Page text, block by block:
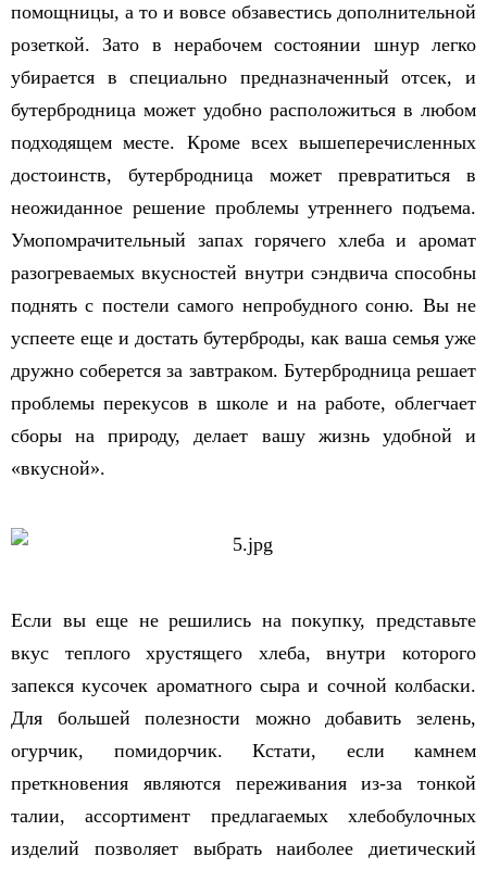
помощницы, а то и вовсе обзавестись дополнительной
розеткой. Зато в нерабочем состоянии шнур легко
убирается в специально предназначенный отсек, и
бутербродница может удобно расположиться в любом
подходящем месте. Кроме всех вышеперечисленных
достоинств, бутербродница может превратиться в
неожиданное решение проблемы утреннего подъема.
Умопомрачительный запах горячего хлеба и аромат
разогреваемых вкусностей внутри сэндвича способны
поднять с постели самого непробудного соню. Вы не
успеете еще и достать бутерброды, как ваша семья уже
дружно соберется за завтраком. Бутербродница решает
проблемы перекусов в школе и на работе, облегчает
сборы на природу, делает вашу жизнь удобной и
«вкусной».
Если вы еще не решились на покупку, представьте
вкус теплого хрустящего хлеба, внутри которого
запекся кусочек ароматного сыра и сочной колбаски.
Для большей полезности можно добавить зелень,
огурчик, помидорчик. Кстати, если камнем
преткновения являются переживания из-за тонкой
талии, ассортимент предлагаемых хлебобулочных
изделий позволяет выбрать наиболее диетический